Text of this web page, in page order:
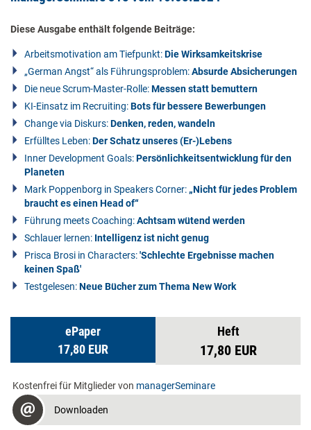
Diese Ausgabe enthält folgende Beiträge:
Arbeitsmotivation am Tiefpunkt:Die Wirksamkeitskrise
„German Angst“ als Führungsproblem:Absurde Absicherungen
Die neue Scrum-Master-Rolle:Messen statt bemuttern
KI-Einsatz im Recruiting:Bots für bessere Bewerbungen
Change via Diskurs:Denken, reden, wandeln
Erfülltes Leben:Der Schatz unseres (Er-)Lebens
Inner Development Goals:Persönlichkeitsentwicklung für den
Planeten
Mark Poppenborg in Speakers Corner: „Nicht für jedes Problem
braucht es einen Head of“
Führung meets Coaching:Achtsam wütend werden
Schlauer lernen: Intelligenz ist nicht genug
Prisca Brosi in Characters:'Schlechte Ergebnisse machen
keinen Spaß'
Testgelesen:Neue Bücher zum Thema New Work
ePaper
17,80 EUR
Heft
17,80 EUR
Kostenfrei für Mitglieder von managerSeminare
Downloaden